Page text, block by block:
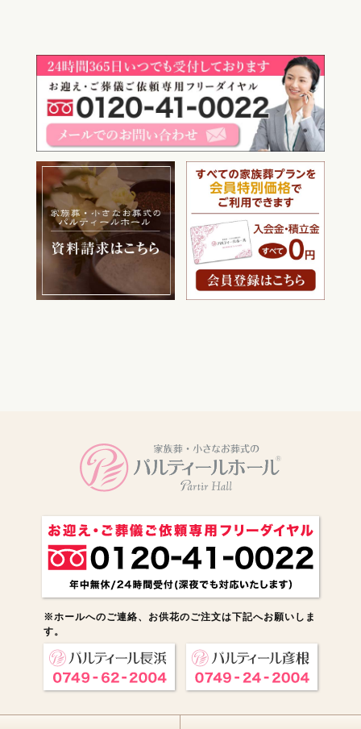
※ホールへのご連絡、お供花のご注文は下記へお願いしま
す。